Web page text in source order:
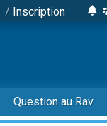
/ Inscription
Question au Rav